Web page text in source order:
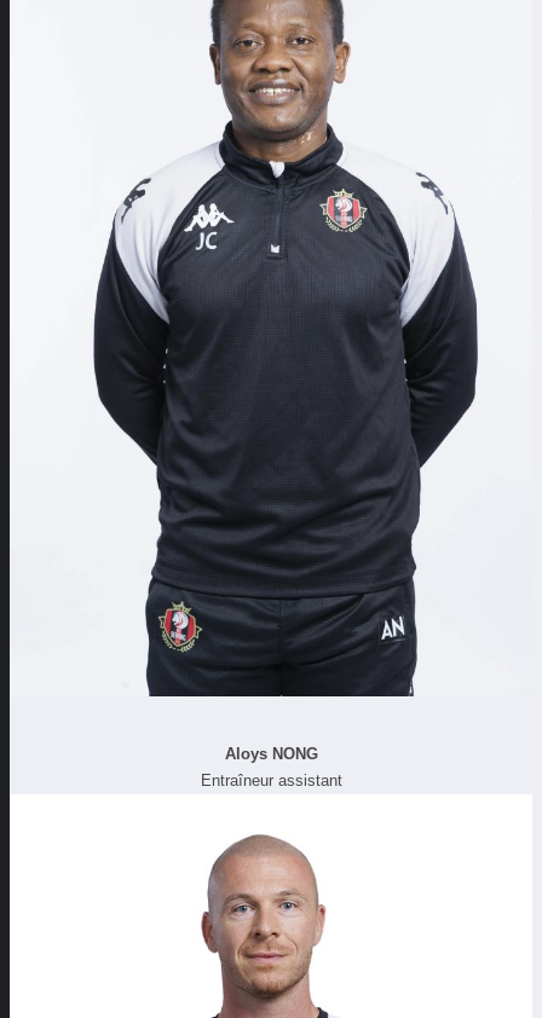
Aloys NONG
Entraîneur assistant